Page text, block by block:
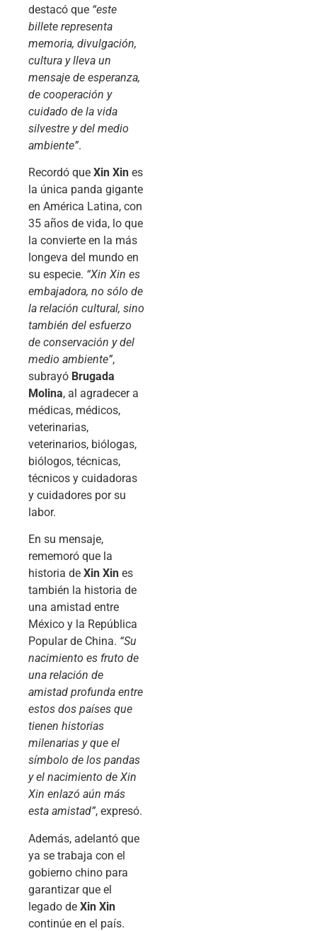
destacó que “este
billete representa
memoria, divulgación,
cultura y lleva un
mensaje de esperanza,
de cooperación y
cuidado de la vida
silvestre y del medio
ambiente”.
Recordó que Xin Xin es
la única panda gigante
en América Latina, con
35 años de vida, lo que
la convierte en la más
longeva del mundo en
su especie. “Xin Xin es
embajadora, no sólo de
la relación cultural, sino
también del esfuerzo
de conservación y del
medio ambiente”,
subrayó Brugada
Molina, al agradecer a
médicas, médicos,
veterinarias,
veterinarios, biólogas,
biólogos, técnicas,
técnicos y cuidadoras
y cuidadores por su
labor.
En su mensaje,
rememoró que la
historia de Xin Xin es
también la historia de
una amistad entre
México y la República
Popular de China. “Su
nacimiento es fruto de
una relación de
amistad profunda entre
estos dos países que
tienen historias
milenarias y que el
símbolo de los pandas
y el nacimiento de Xin
Xin enlazó aún más
esta amistad”, expresó.
Además, adelantó que
ya se trabaja con el
gobierno chino para
garantizar que el
legado de Xin Xin
continúe en el país.